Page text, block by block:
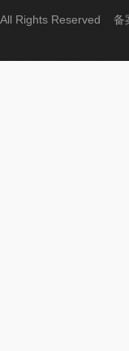
Rights Reserved 备